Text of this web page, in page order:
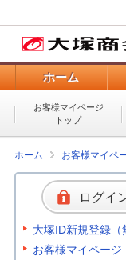
ホーム
お客様マイページ
トップ
ホーム お客様マイペ
ログイ
大塚ID新規登録（
お客様マイペー